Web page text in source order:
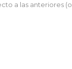
a las anteriores (o